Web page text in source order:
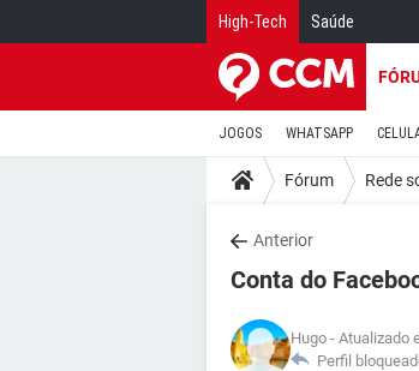
High-Tech Saúde
JOGOS WHATSAPP
Fórum Rede
Anterior
Conta do
Hugo - Atualizado
Perfil